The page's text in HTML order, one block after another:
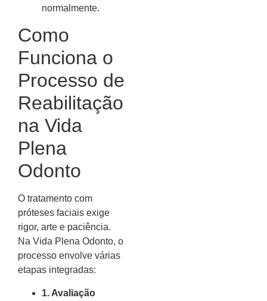
normalmente.
Como
Funciona o
Processo de
Reabilitação
na Vida
Plena
Odonto
O tratamento com
próteses faciais exige
rigor, arte e paciência.
Na Vida Plena Odonto, o
processo envolve várias
etapas integradas:
1. Avaliação